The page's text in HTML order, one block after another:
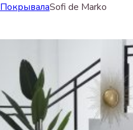
ПокрывалаSofi de Marko